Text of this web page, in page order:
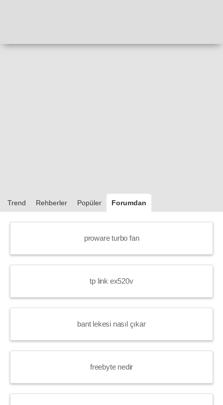
Trend Rehberler Popüler Forumdan
proware turbo fan
tp link ex520v
bant lekesi nasıl çıkar
freebyte nedir